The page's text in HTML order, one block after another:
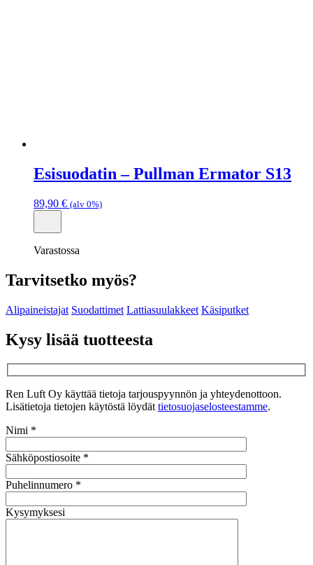
Esisuodatin – Pullman Ermator S13
89,90 € (alv 0%)
Varastossa
Tarvitsetko myös?
Alipaineistajat Suodattimet Lattiasuulakkeet Käsiputket
Kysy lisää tuotteesta
Ren Luft Oy käyttää tietoja tarjouspyynnön ja yhteydenottoon.
Lisätietoja tietojen käytöstä löydät tietosuojaselosteestamme.
Nimi *
Sähköpostiosoite *
Puhelinnumero *
Kysymyksesi